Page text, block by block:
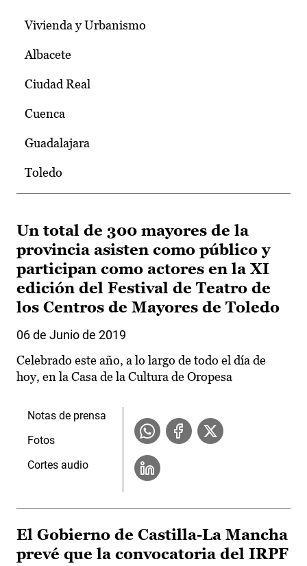
Vivienda y Urbanismo
Albacete
Ciudad Real
Cuenca
Guadalajara
Toledo
Un total de 300 mayores de la
provincia asisten como público y
participan como actores en la XI
edición del Festival de Teatro de
los Centros de Mayores de Toledo
06 de Junio de 2019
Celebrado este año, a lo largo de todo el día de
hoy, en la Casa de la Cultura de Oropesa
Notas de prensa
Fotos
Cortes audio
El Gobierno de Castilla-La Mancha
prevé que la convocatoria del IRPF